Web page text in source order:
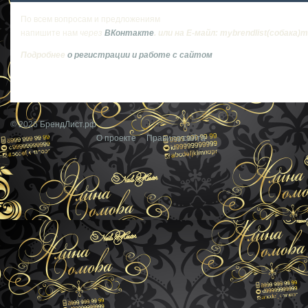
По всем вопросам и предложениям
напишите нам через ВКонтакте. или на Е-майл:
Подробнее о регистрации и работе с сайтом
© 2026БрендЛист.рф
О проекте
Правила сайта